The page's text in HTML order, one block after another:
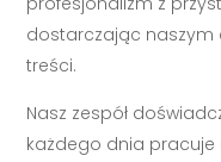
dostarczając naszym
treści.
Nasz zespół
każdego dnia